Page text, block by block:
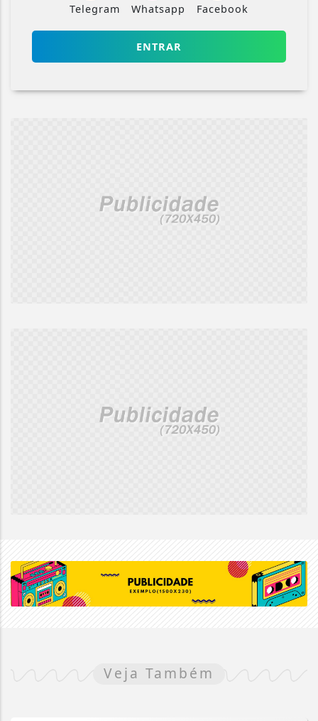
Telegram Whatsapp Facebook
ENTRAR
Veja Também